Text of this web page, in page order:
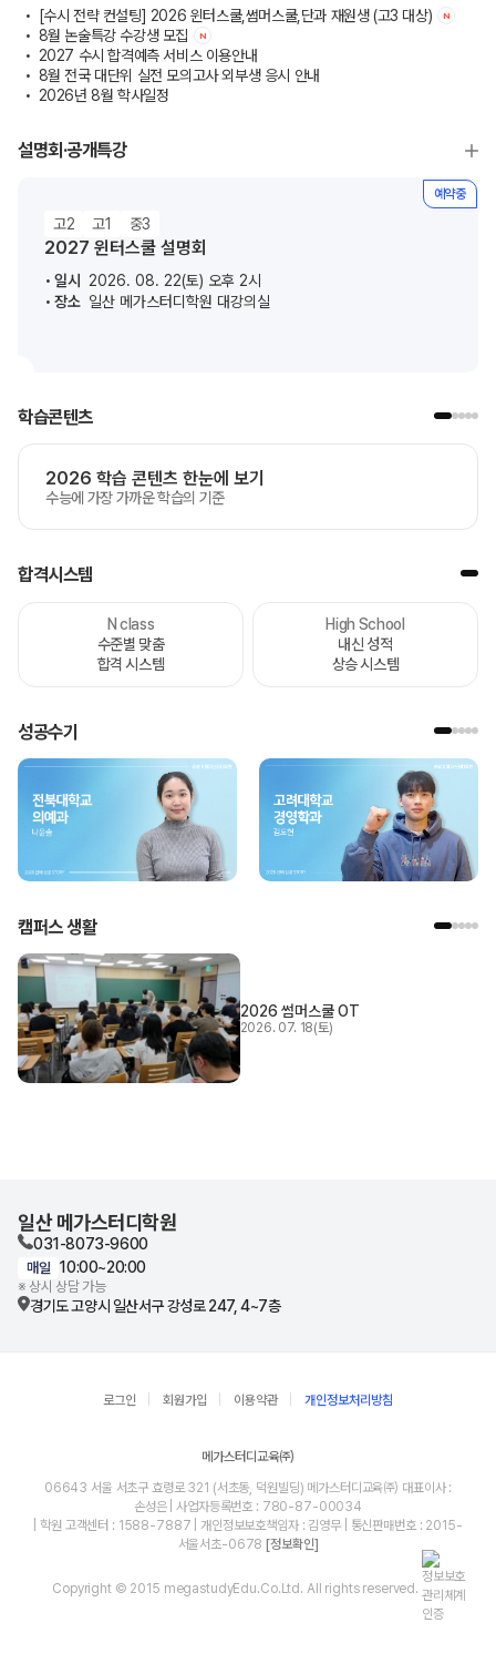
[수시 전략 컨설팅] 2026 윈터스쿨,썸머스쿨,단과 재원생 (고3 대상) N
8월 논술특강 수강생 모집 N
2027 수시 합격예측 서비스 이용안내
8월 전국 대단위 실전 모의고사 외부생 응시 안내
2026년 8월 학사일정
설명회·공개특강
고2 고1 중3
2027 윈터스쿨 설명회
일시 2026. 08. 22(토) 오후 2시
장소 일산 메가스터디학원 대강의실
예약중
학습콘텐츠
2026 학습 콘텐츠 한눈에 보기
수능에 가장 가까운 학습의 기준
합격시스템
N class
수준별 맞춤
합격 시스템
High School
내신 성적
상승 시스템
성공수기
캠퍼스 생활
2026 썸머스쿨 OT
2026. 07. 18(토)
일산 메가스터디학원
031-8073-9600
매일 10:00~20:00
※ 상시 상담 가능
경기도 고양시 일산서구 강성로 247, 4~7층
로그인 회원가입 이용약관 개인정보처리방침
메가스터디교육㈜
06643 서울 서초구 효령로 321 (서초동, 덕원빌딩) 메가스터디교육㈜ 대표이사 :
손성은 | 사업자등록번호 : 780-87-00034
| 학원 고객센터 : 1588-7887 | 개인정보보호책임자 : 김영무 | 통신판매번호 : 2015-
서울서초-0678 [정보확인]
Copyright © 2015 megastudyEdu.Co.Ltd. All rights reserved.